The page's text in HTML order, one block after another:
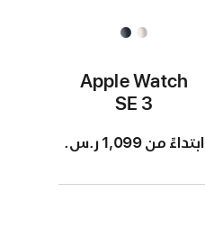
Apple Watch
SE 3
ابتداءً من 1,099 ر.س.‏